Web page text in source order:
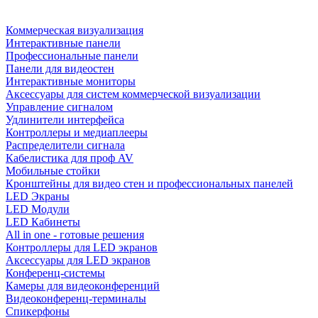
Коммерческая визуализация
Интерактивные панели
Профессиональные панели
Панели для видеостен
Интерактивные мониторы
Аксессуары для систем коммерческой визуализации
Управление сигналом
Удлинители интерфейса
Контроллеры и медиаплееры
Распределители сигнала
Кабелистика для проф AV
Мобильные стойки
Кронштейны для видео стен и профессиональных панелей
LED Экраны
LED Модули
LED Кабинеты
All in one - готовые решения
Контроллеры для LED экранов
Аксессуары для LED экранов
Конференц-системы
Камеры для видеоконференций
Видеоконференц-терминалы
Спикерфоны